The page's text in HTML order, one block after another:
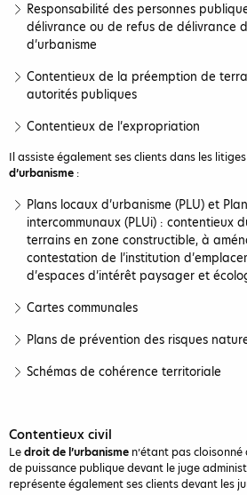
Responsabilité des personnes
délivrance ou de refus de délivrance
d’urbanisme
Contentieux de la préemption de
autorités publiques
Contentieux de l’expropriation
Il assiste également ses clients dans les
d’urbanisme :
Plans locaux d’urbanisme (PLU) et
intercommunaux (PLUi) : contentieux
terrains en zone constructible, à
contestation de l’institution
d’espaces d’intérêt paysager et
Cartes communales
Plans de prévention des risques
Schémas de cohérence territoriale
Contentieux civil
Ledroit de l’urbanisme n’étant pas
de puissance publique devant le juge
représente également ses clients devant les